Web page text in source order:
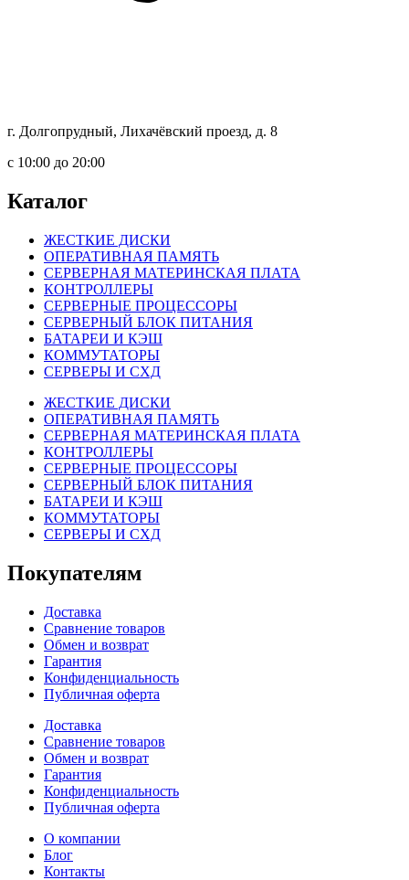
г. Долгопрудный, Лихачёвский проезд, д. 8
c 10:00 до 20:00
Каталог
ЖЕСТКИЕ ДИСКИ
ОПЕРАТИВНАЯ ПАМЯТЬ
СЕРВЕРНАЯ МАТЕРИНСКАЯ ПЛАТА
КОНТРОЛЛЕРЫ
СЕРВЕРНЫЕ ПРОЦЕССОРЫ
СЕРВЕРНЫЙ БЛОК ПИТАНИЯ
БАТАРЕИ И КЭШ
КОММУТАТОРЫ
СЕРВЕРЫ И СХД
ЖЕСТКИЕ ДИСКИ
ОПЕРАТИВНАЯ ПАМЯТЬ
СЕРВЕРНАЯ МАТЕРИНСКАЯ ПЛАТА
КОНТРОЛЛЕРЫ
СЕРВЕРНЫЕ ПРОЦЕССОРЫ
СЕРВЕРНЫЙ БЛОК ПИТАНИЯ
БАТАРЕИ И КЭШ
КОММУТАТОРЫ
СЕРВЕРЫ И СХД
Покупателям
Доставка
Сравнение товаров
Обмен и возврат
Гарантия
Конфиденциальность
Публичная оферта
Доставка
Сравнение товаров
Обмен и возврат
Гарантия
Конфиденциальность
Публичная оферта
О компании
Блог
Контакты